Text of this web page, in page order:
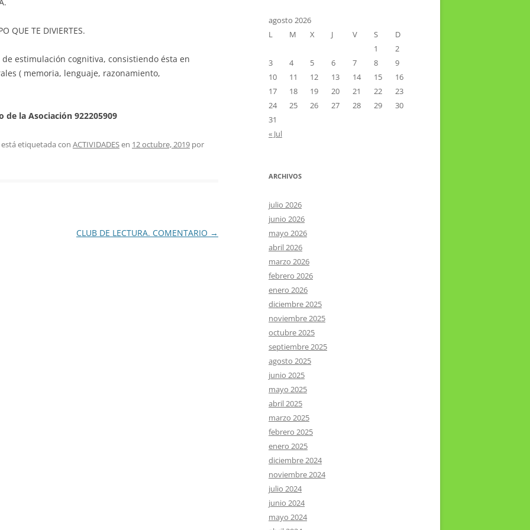
TEATRO
JAVIER HERNÁNDEZ VELÁZQUEZ
QUE TE DIVIERTES.
estimulación cognitiva, consistiendo ésta en
( memoria, lenguaje, razonamiento,
la Asociación 922205909
etiquetada con ACTIVIDADESen 12 octubre, 2019 por
CLUB DE LECTURA. COMENTARIO →
agosto 2026
L
M X J V S
D
1
2
3
4 5 6 7 8
9
10
11 12 13 14 15
16
17
18 19 20 21 22
23
24
25 26 27 28 29
30
31
« Jul
ARCHIVOS
julio 2026
junio 2026
mayo 2026
abril 2026
marzo 2026
febrero 2026
enero 2026
diciembre 2025
noviembre 2025
octubre 2025
septiembre 2025
agosto 2025
junio 2025
mayo 2025
abril 2025
marzo 2025
febrero 2025
enero 2025
diciembre 2024
noviembre 2024
julio 2024
junio 2024
mayo 2024